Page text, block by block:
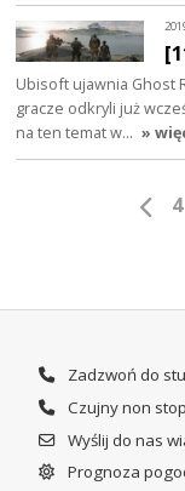
Ubisoft ujawnia Ghost
gracze odkryli już
na ten temat w… »
4
Zadzwoń do
Czujny non
Wyślij do nas
Prognoza